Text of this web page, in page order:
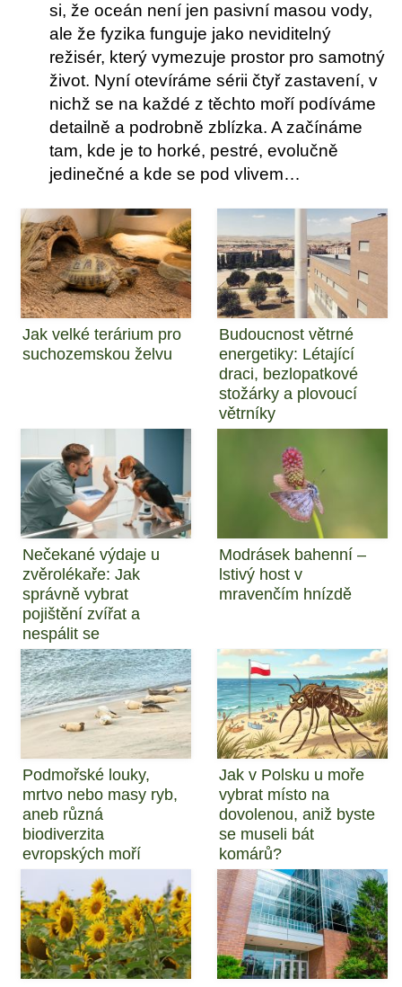
si, že oceán není jen pasivní masou vody,
ale že fyzika funguje jako neviditelný
režisér, který vymezuje prostor pro samotný
život. Nyní otevíráme sérii čtyř zastavení, v
nichž se na každé z těchto moří podíváme
detailně a podrobně zblízka. A začínáme
tam, kde je to horké, pestré, evolučně
jedinečné a kde se pod vlivem…
Jak velké terárium pro
suchozemskou želvu
Budoucnost větrné
energetiky: Létající
draci, bezlopatkové
stožárky a plovoucí
větrníky
Nečekané výdaje u
zvěrolékaře: Jak
správně vybrat
pojištění zvířat a
nespálit se
Modrásek bahenní –
lstivý host v
mravenčím hnízdě
Podmořské louky,
mrtvo nebo masy ryb,
aneb různá
biodiverzita
evropských moří
Jak v Polsku u moře
vybrat místo na
dovolenou, aniž byste
se museli bát
komárů?